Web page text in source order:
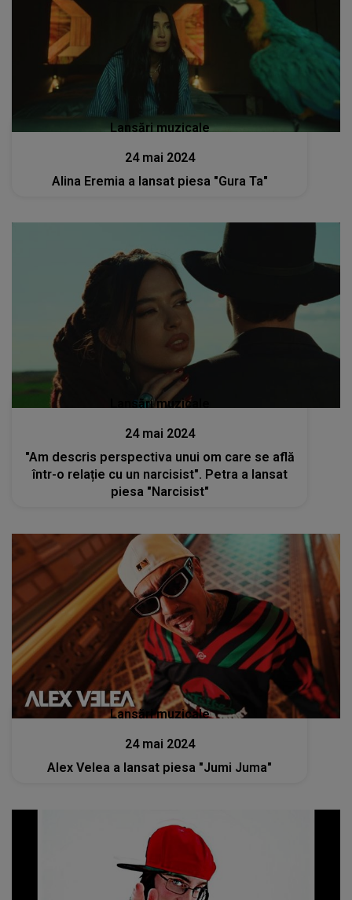
Lansări muzicale
24 mai 2024
Alina Eremia a lansat piesa "Gura Ta"
Lansări muzicale
24 mai 2024
"Am descris perspectiva unui om care se află
într-o relație cu un narcisist". Petra a lansat
piesa "Narcisist"
Lansări muzicale
24 mai 2024
Alex Velea a lansat piesa "Jumi Juma"